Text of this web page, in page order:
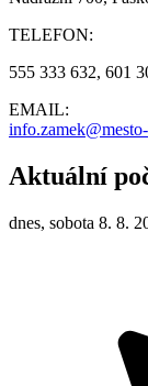
TELEFON:
555 333 632, 601
EMAIL:
Aktuální
dnes, sobota 8. 8.